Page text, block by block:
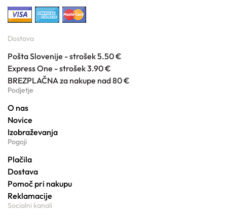
Dostava
Pošta Slovenije - strošek 5.50 €
Express One - strošek 3.90 €
BREZPLAČNA za nakupe nad 80 €
Podjetje
O nas
Novice
Izobraževanja
Pogoji
Plačila
Dostava
Pomoč pri nakupu
Reklamacije
Socialni kanali